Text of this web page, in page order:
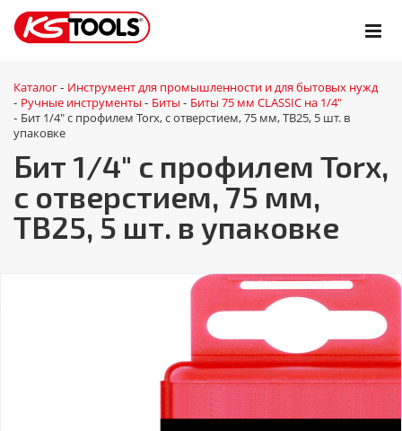
Каталог - Инструмент для промышленности и для бытовых нужд
- Ручные инструменты - Биты - Биты 75 мм CLASSIC на 1/4"
- Бит 1/4" с профилем Torx, с отверстием, 75 мм, ТВ25, 5 шт. в
упаковке
Бит 1/4" с профилем Torx,
с отверстием, 75 мм,
ТВ25, 5 шт. в упаковке